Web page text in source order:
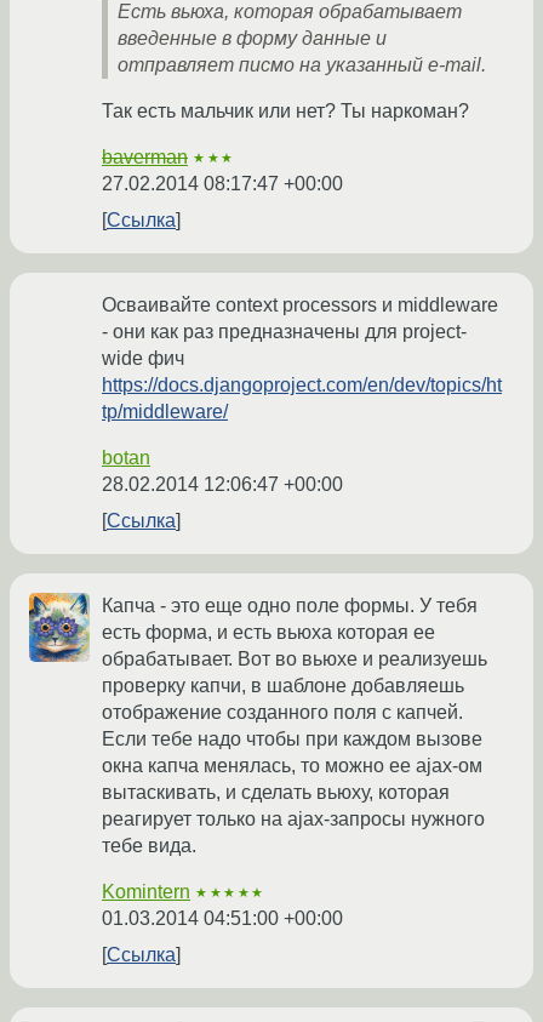
Есть вьюха, которая обрабатывает
введенные в форму данные и
отправляет писмо на указанный e-mail.
Так есть мальчик или нет? Ты наркоман?
baverman ★★★
27.02.2014 08:17:47 +00:00
Ссылка
Осваивайте context processors и middleware
- они как раз предназначены для project-
wide фич
https://docs.djangoproject.com/en/dev/topics/ht
tp/middleware/
botan
28.02.2014 12:06:47 +00:00
Ссылка
Капча - это еще одно поле формы. У тебя
есть форма, и есть вьюха которая ее
обрабатывает. Вот во вьюхе и реализуешь
проверку капчи, в шаблоне добавляешь
отображение созданного поля с капчей.
Если тебе надо чтобы при каждом вызове
окна капча менялась, то можно ее ajax-ом
вытаскивать, и сделать вьюху, которая
реагирует только на ajax-запросы нужного
тебе вида.
Komintern ★★★★★
01.03.2014 04:51:00 +00:00
Ссылка